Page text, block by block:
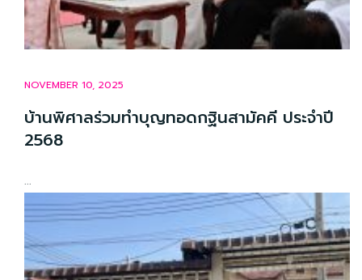
NOVEMBER 10, 2025
บ้านพิศาลร่วมทำบุญทอดกฐินสามัคคี ประจำปี
2568
...